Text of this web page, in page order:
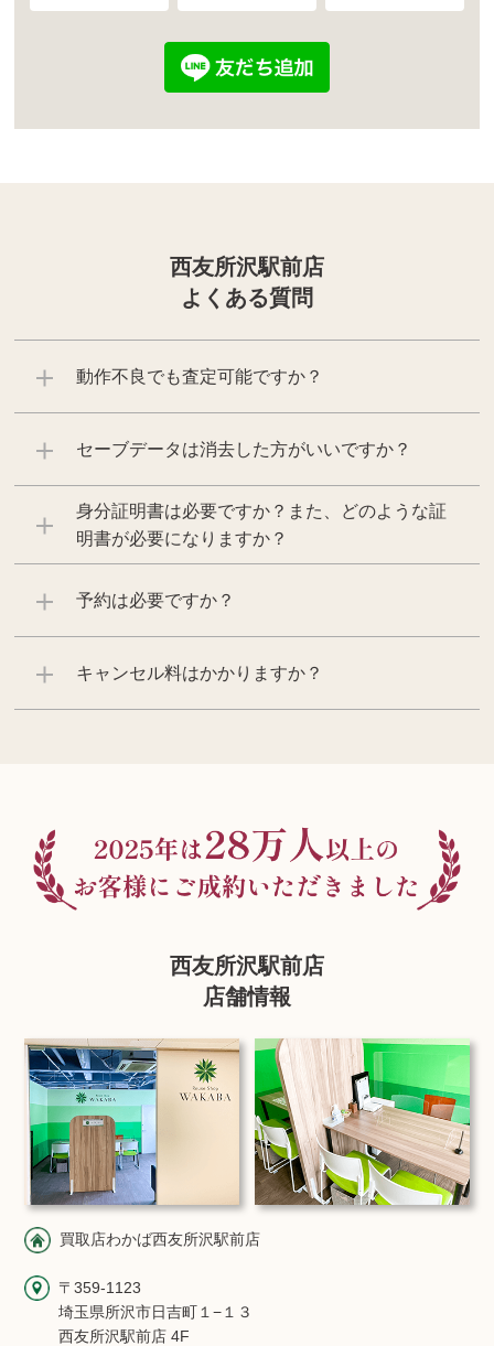
西友所沢駅前店
よくある質問
動作不良でも査定可能ですか？
セーブデータは消去した方がいいですか？
身分証明書は必要ですか？また、どのような証
明書が必要になりますか？
予約は必要ですか？
キャンセル料はかかりますか？
西友所沢駅前店
店舗情報
買取店わかば西友所沢駅前店
〒359-1123
埼玉県所沢市日吉町１−１３
西友所沢駅前店 4F